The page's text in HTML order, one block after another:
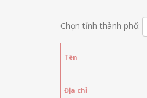
Chọn tỉnh thành phố:
Tên
Địa chỉ